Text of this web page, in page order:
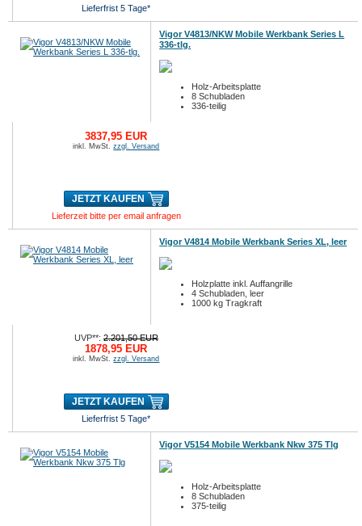
Lieferfrist 5 Tage*
Vigor V4813/NKW Mobile Werkbank Series L
336-tlg.
Holz-Arbeitsplatte
8 Schubladen
336-teilig
3837,95 EUR
inkl. MwSt.zzgl. Versand
JETZT KAUFEN
Lieferzeit bitte per email anfragen
Vigor V4814 Mobile Werkbank Series XL, leer
Holzplatte inkl. Auffangrille
4 Schubladen, leer
1000 kg Tragkraft
UVP**:2.201,50 EUR
1878,95 EUR
inkl. MwSt.zzgl. Versand
JETZT KAUFEN
Lieferfrist 5 Tage*
Vigor V5154 Mobile Werkbank Nkw 375 Tlg
Holz-Arbeitsplatte
8 Schubladen
375-teilig